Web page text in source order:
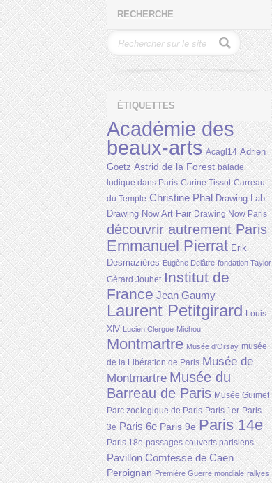
RECHERCHE
ÉTIQUETTES
Académie des
beaux-arts Acagl14 Adrien
Goetz Astrid de la Forest balade
ludique dans Paris Carine Tissot Carreau
du Temple Christine Phal Drawing Lab
Drawing Now Art Fair Drawing Now Paris
découvrir autrement Paris
Emmanuel Pierrat Erik
Desmazières Eugène Delâtre fondation Taylor
Gérard Jouhet Institut de
France Jean Gaumy
Laurent Petitgirard Louis
XIV Lucien Clergue Michou
Montmartre Musée d'Orsay musée
de la Libération de Paris Musée de
Montmartre Musée du
Barreau de Paris Musée Guimet
Parc zoologique de Paris Paris 1er Paris
3e Paris 6e Paris 9e Paris 14e
Paris 18e passages couverts parisiens
Pavillon Comtesse de Caen
Perpignan Première Guerre mondiale rallyes